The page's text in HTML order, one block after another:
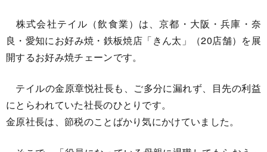
株式会社テイル（飲食業）は、京都・大阪・兵庫・奈
良・愛知にお好み焼・鉄板焼店「きん太」（20店舗）を展
開するお好み焼チェーンです。
テイルの金原章悦社長も、ご多分に漏れず、目先の利益
にとらわれていた社長のひとりです。
金原社長は、節税のことばかり気にかけていました。